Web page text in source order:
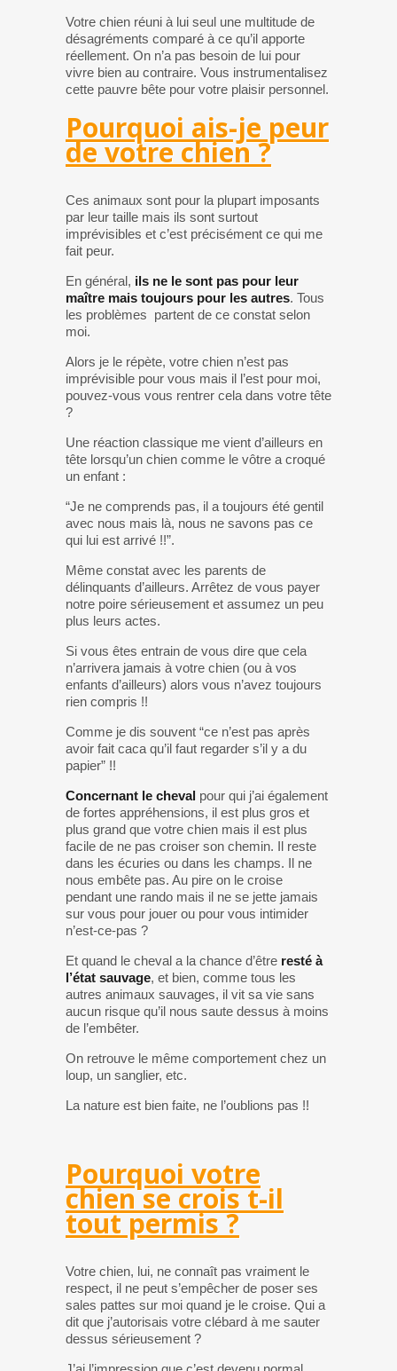
Votre chien réuni à lui seul une multitude de
désagréments comparé à ce qu’il apporte
réellement. On n’a pas besoin de lui pour
vivre bien au contraire. Vous instrumentalisez
cette pauvre bête pour votre plaisir personnel.
Pourquoi ais-je peur
de votre chien ?
Ces animaux sont pour la plupart imposants
par leur taille mais ils sont surtout
imprévisibles et c’est précisément ce qui me
fait peur.
En général, ils ne le sont pas pour leur
maître mais toujours pour les autres. Tous
les problèmes partent de ce constat selon
moi.
Alors je le répète, votre chien n’est pas
imprévisible pour vous mais il l’est pour moi,
pouvez-vous vous rentrer cela dans votre tête
?
Une réaction classique me vient d’ailleurs en
tête lorsqu’un chien comme le vôtre a croqué
un enfant :
“Je ne comprends pas, il a toujours été gentil
avec nous mais là, nous ne savons pas ce
qui lui est arrivé !!”.
Même constat avec les parents de
délinquants d’ailleurs. Arrêtez de vous payer
notre poire sérieusement et assumez un peu
plus leurs actes.
Si vous êtes entrain de vous dire que cela
n’arrivera jamais à votre chien (ou à vos
enfants d’ailleurs) alors vous n’avez toujours
rien compris !!
Comme je dis souvent “ce n’est pas après
avoir fait caca qu’il faut regarder s’il y a du
papier” !!
Concernant le cheval pour qui j’ai également
de fortes appréhensions, il est plus gros et
plus grand que votre chien mais il est plus
facile de ne pas croiser son chemin. Il reste
dans les écuries ou dans les champs. Il ne
nous embête pas. Au pire on le croise
pendant une rando mais il ne se jette jamais
sur vous pour jouer ou pour vous intimider
n’est-ce-pas ?
Et quand le cheval a la chance d’être resté à
l’état sauvage, et bien, comme tous les
autres animaux sauvages, il vit sa vie sans
aucun risque qu’il nous saute dessus à moins
de l’embêter.
On retrouve le même comportement chez un
loup, un sanglier, etc.
La nature est bien faite, ne l’oublions pas !!
Pourquoi votre
chien se crois t-il
tout permis ?
Votre chien, lui, ne connaît pas vraiment le
respect, il ne peut s’empêcher de poser ses
sales pattes sur moi quand je le croise. Qui a
dit que j’autorisais votre clébard à me sauter
dessus sérieusement ?